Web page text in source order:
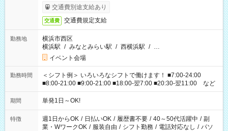
交通費別途支給あり
交通費 交通費規定支給
勤務地
横浜市西区
横浜駅 / みなとみらい駅 / 西横浜駅 / …
イベント会場
勤務時間
＜シフト例＞ いろいろなシフトで働けます！ ■7:00-24:00
■8:00-21:00 ■9:00-21:00 ■18:00-翌7:00 ■20:30-翌11:00 など
期間 単発1日～OK!
特徴 週1日からOK / 日払いOK / 履歴書不要 / 40～50代活躍中 / 副
業・WワークOK / 服装自由 / シフト勤務 / 電話対応なし / パソ